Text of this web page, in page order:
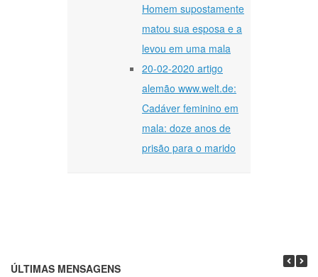
Homem supostamente
matou sua esposa e a
levou em uma mala
20-02-2020 artigo
alemão www.welt.de:
Cadáver feminino em
mala: doze anos de
prisão para o marido
ÚLTIMAS MENSAGENS